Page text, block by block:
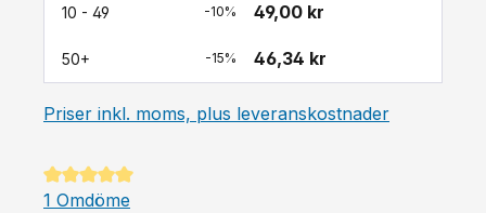
10 - 49 -10% 49,00 kr
50+ -15% 46,34 kr
Priser inkl. moms, plus leveranskostnader
Genomsnittligt betyg på 5 av 5 stjärnor
1 Omdöme